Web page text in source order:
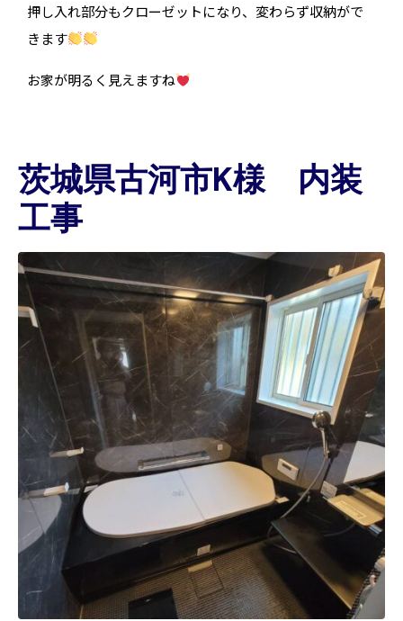
押し入れ部分もクローゼットになり、変わらず収納がで
きます
お家が明るく見えますね
茨城県古河市K様 内装
工事